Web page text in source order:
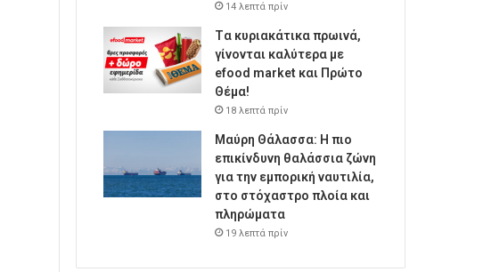
14 λεπτά πρίν
Tα κυριακάτικα πρωινά,
γίνονται καλύτερα με
efood market και Πρώτο
Θέμα!
18 λεπτά πρίν
Μαύρη Θάλασσα: Η πιο
επικίνδυνη θαλάσσια ζώνη
για την εμπορική ναυτιλία,
στο στόχαστρο πλοία και
πληρώματα
19 λεπτά πρίν